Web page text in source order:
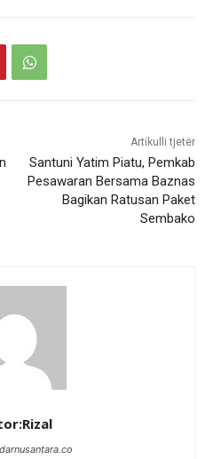
Artikulli tjetër
Santuni Yatim Piatu, Pemkab
Pesawaran Bersama Baznas
Bagikan Ratusan Paket
Sembako